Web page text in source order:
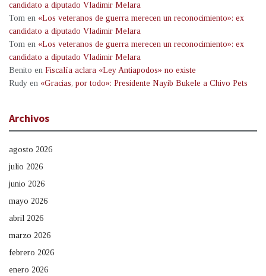
candidato a diputado Vladimir Melara
Tom en «Los veteranos de guerra merecen un reconocimiento»: ex
candidato a diputado Vladimir Melara
Tom en «Los veteranos de guerra merecen un reconocimiento»: ex
candidato a diputado Vladimir Melara
Benito en Fiscalía aclara «Ley Antiapodos» no existe
Rudy en «Gracias, por todo»: Presidente Nayib Bukele a Chivo Pets
Archivos
agosto 2026
julio 2026
junio 2026
mayo 2026
abril 2026
marzo 2026
febrero 2026
enero 2026